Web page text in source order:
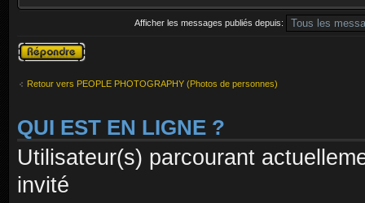
Afficher les messages publiés depuis:
Publier une
réponse
Retour vers PEOPLE PHOTOGRAPHY (Photos de personnes)
QUI EST EN LIGNE ?
Utilisateur(s) parcourant
invité